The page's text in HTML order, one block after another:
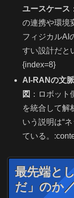
ユースケース
の連携や環境
フィジカルAI
すい設計だと
{index=8}
AI-RANの文
図 ：ロボッ
を統合して解
いう説明は“
ている。
最先端と
だ」のか